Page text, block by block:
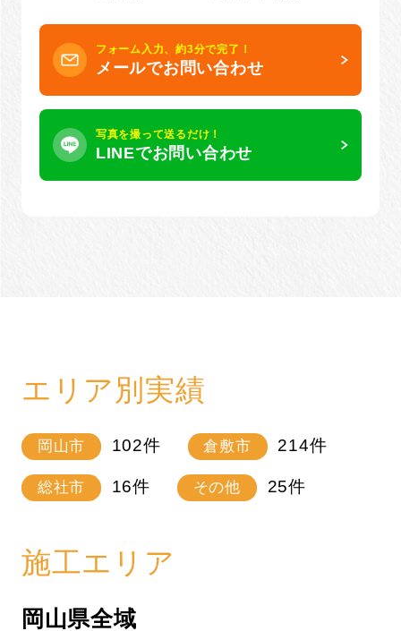
フォーム入力、約3分で完了！
メールでお問い合わせ
写真を撮って送るだけ！
LINEでお問い合わせ
エリア別実績
岡山市 102件 倉敷市 214件
総社市 16件 その他 25件
施工エリア
岡山県全域